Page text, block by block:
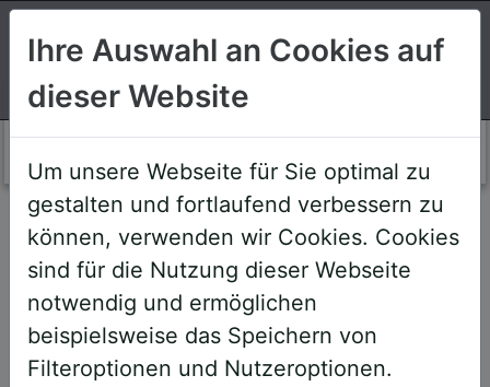
Willkommen!
Sehr geehrte Teilnehmerinnen und
Teilnehmer,
Ihre Auswahl an Cookies auf
dieser Website
Um unsere Webseite für Sie optimal zu
gestalten und fortlaufend verbessern zu
können, verwenden wir Cookies. Cookies
sind für die Nutzung dieser Webseite
notwendig und ermöglichen
beispielsweise das Speichern von
Filteroptionen und Nutzeroptionen.